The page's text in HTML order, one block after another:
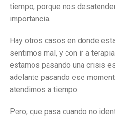
tiempo, porque nos
importancia.
Hay otros casos en donde
sentimos mal, y con ir a
estamos pasando una crisis
adelante pasando ese
atendimos a tiempo.
Pero, que pasa cuando no